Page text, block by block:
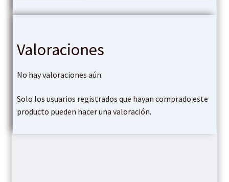
Valoraciones
No hay valoraciones aún.
Solo los usuarios registrados que hayan comprado este
producto pueden hacer una valoración.